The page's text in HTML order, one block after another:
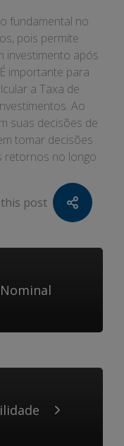
fundamental no
pois permite
investimento após
importante para
a Taxa de
Ao
suas decisões de
tomar decisões
retornos no longo
post